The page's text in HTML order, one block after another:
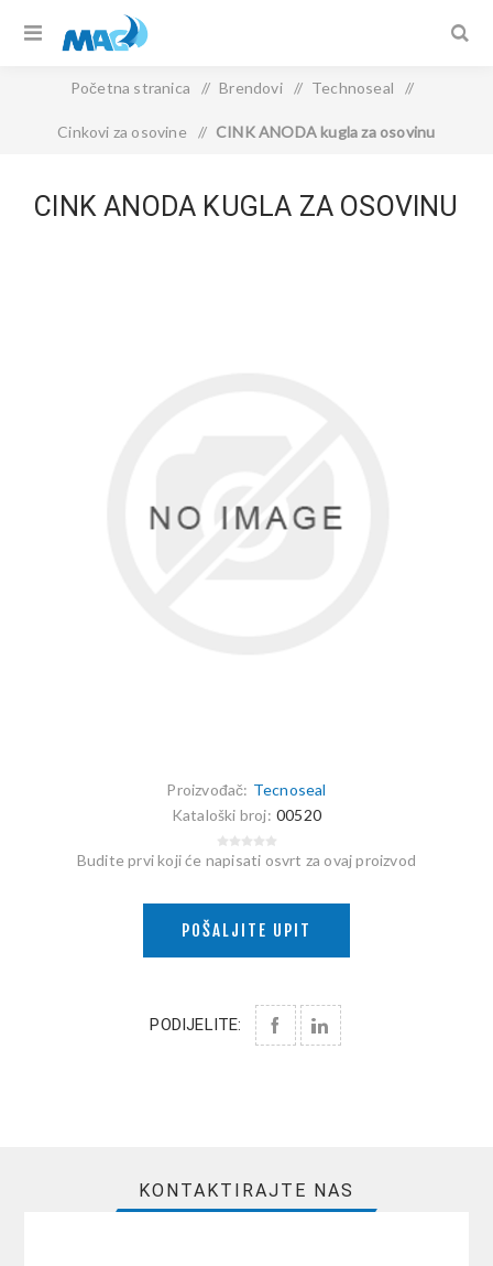
Početna stranica / Brendovi / Technoseal /
Cinkovi za osovine / CINK ANODA kugla za osovinu
CINK ANODA KUGLA ZA OSOVINU
Proizvođač: Tecnoseal
Kataloški broj: 00520
Budite prvi koji će napisati osvrt za ovaj proizvod
POŠALJITE UPIT
PODIJELITE:
KONTAKTIRAJTE NAS